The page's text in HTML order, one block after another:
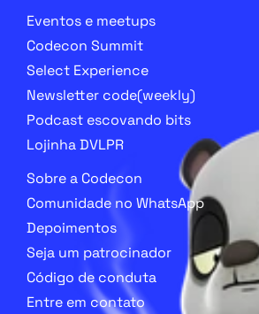
Eventos e meetups
Codecon Summit
Select Experience
Newsletter code(weekly)
Podcast escovando bits
Lojinha DVLPR
Sobre a Codecon
Comunidade no WhatsApp
Depoimentos
Seja um patrocinador
Código de conduta
Entre em contato